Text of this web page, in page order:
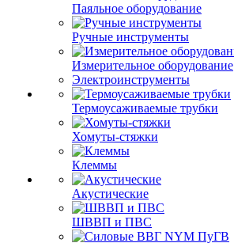
Паяльное оборудование
Ручные инструменты
Измерительное оборудование
Электроинструменты
Термоусаживаемые трубки
Хомуты-стяжки
Клеммы
Акустические
ШВВП и ПВС